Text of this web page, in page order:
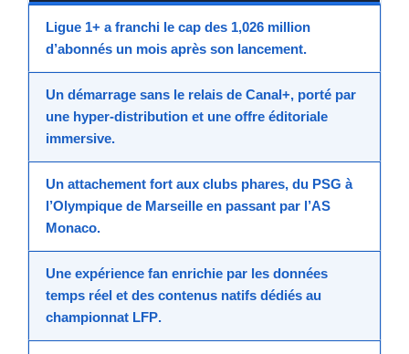
Ligue 1+ a franchi le cap des 1,026 million
d’abonnés un mois après son lancement.
Un démarrage sans le relais de Canal+, porté par
une hyper-distribution et une offre éditoriale
immersive.
Un attachement fort aux clubs phares, du PSG à
l’Olympique de Marseille en passant par l’AS
Monaco.
Une expérience fan enrichie par les données
temps réel et des contenus natifs dédiés au
championnat LFP.